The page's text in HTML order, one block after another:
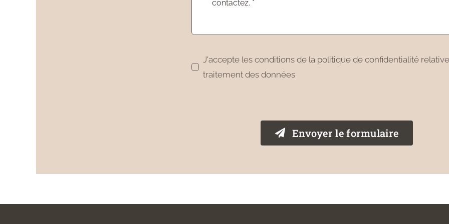
J'accepte les conditions de la politique de confidentialité
traitement des données
Envoyer le formulaire